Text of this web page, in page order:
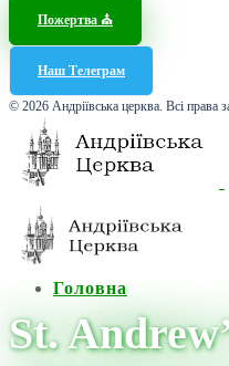
Пожертва ⛪️
Наш Телеграм
© 2026 Андріївська церква. Всі права
Головна
St.